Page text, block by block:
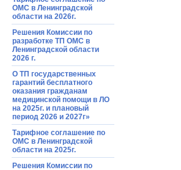
ОМС в Ленинградской
области на 2026г.
Решения Комиссии по
разработке ТП ОМС в
Ленинградской области
2026 г.
О ТП государственных
гарантий бесплатного
оказания гражданам
медицинской помощи в ЛО
на 2025г. и плановый
период 2026 и 2027г»
Тарифное соглашение по
ОМС в Ленинградской
области на 2025г.
Решения Комиссии по